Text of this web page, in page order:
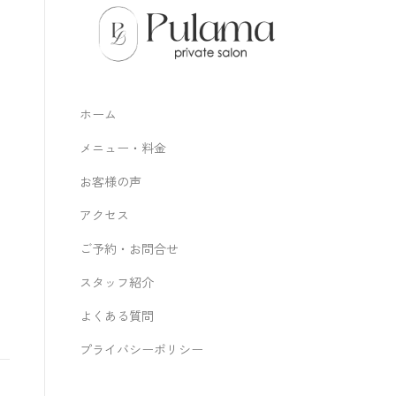
ホーム
メニュー・料金
お客様の声
アクセス
ご予約・お問合せ
スタッフ紹介
よくある質問
プライバシーポリシー